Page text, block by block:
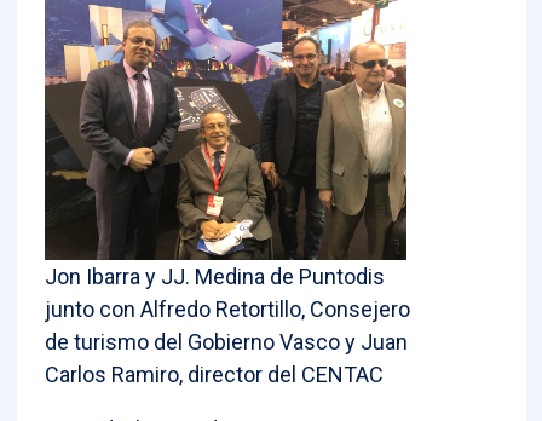
Jon Ibarra y JJ. Medina de Puntodis
junto con Alfredo Retortillo, Consejero
de turismo del Gobierno Vasco y Juan
Carlos Ramiro, director del CENTAC